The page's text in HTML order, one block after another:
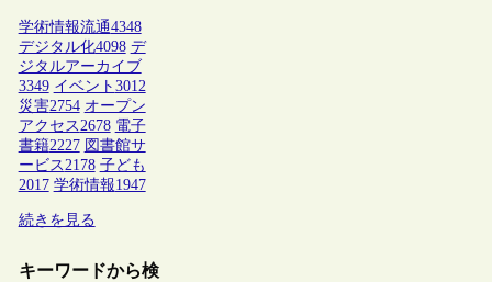
学術情報流通4348
デジタル化4098 デ
ジタルアーカイブ
3349 イベント 3012
災害2754 オープン
アクセス2678 電子
書籍2227 図書館サ
ービス2178 子ども
2017 学術情報1947
続きを見る
キーワードから検